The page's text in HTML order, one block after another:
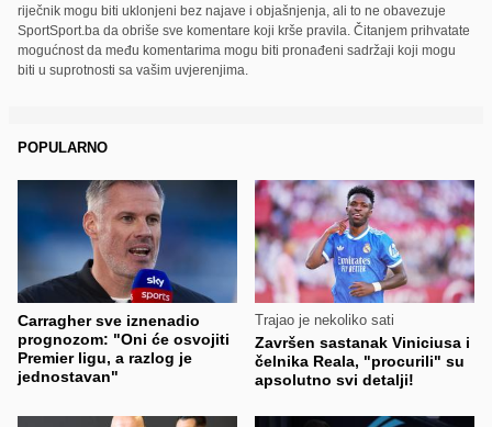
riječnik mogu biti uklonjeni bez najave i objašnjenja, ali to ne obavezuje
SportSport.ba da obriše sve komentare koji krše pravila. Čitanjem prihvatate
mogućnost da među komentarima mogu biti pronađeni sadržaji koji mogu
biti u suprotnosti sa vašim uvjerenjima.
POPULARNO
Carragher sve iznenadio
prognozom: "Oni će osvojiti
Premier ligu, a razlog je
jednostavan"
Trajao je nekoliko sati
Završen sastanak Viniciusa i
čelnika Reala, "procurili" su
apsolutno svi detalji!